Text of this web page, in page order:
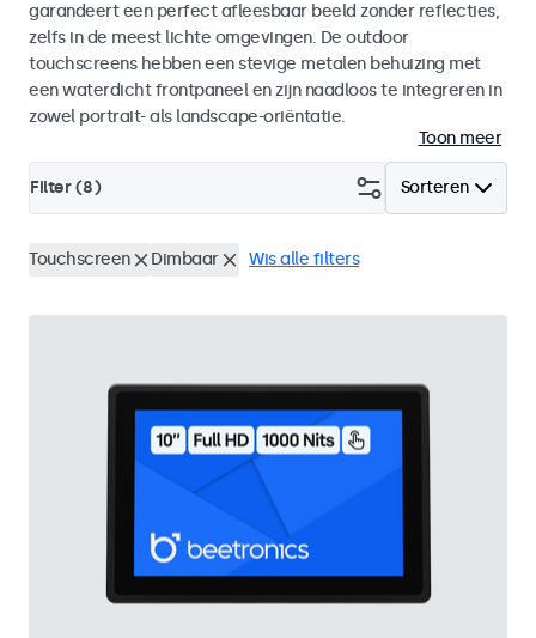
garandeert een perfect afleesbaar beeld zonder reflecties,
zelfs in de meest lichte omgevingen. De outdoor
touchscreens hebben een stevige metalen behuizing met
een waterdicht frontpaneel en zijn naadloos te integreren in
zowel portrait- als landscape-oriëntatie.
Toon meer
Sorteren
Filter (8)
Touchscreen Dimbaar Wis alle filters